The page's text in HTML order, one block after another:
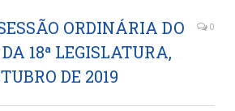
ORDINÁRIA DO
18ª LEGISLATURA,
DE 2019
0